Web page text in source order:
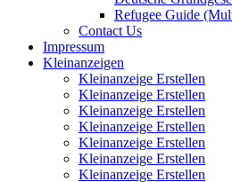
Refugee Guide
Contact Us
Impressum
Kleinanzeigen
Kleinanzeige Erstellen
Kleinanzeige Erstellen
Kleinanzeige Erstellen
Kleinanzeige Erstellen
Kleinanzeige Erstellen
Kleinanzeige Erstellen
Kleinanzeige Erstellen